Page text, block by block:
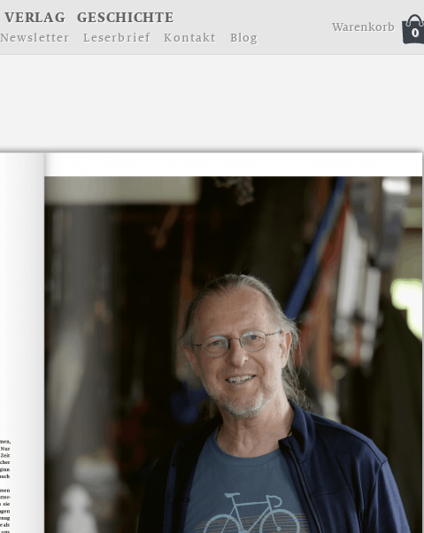
VERLAG GESCHICHTE
Newsletter Leserb rief Ko ntakt Blo g
Warenkorb 0